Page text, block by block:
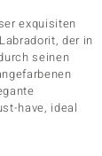
exquisiten
der in
seinen
have, ideal